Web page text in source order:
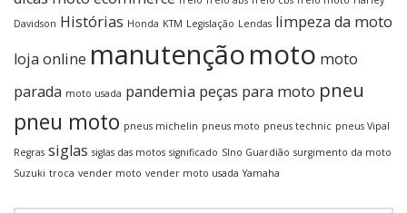
Davidson Histórias Honda KTM Legislação Lendas limpeza da moto
loja online manutençãomoto moto
parada moto usada pandemia peças para moto pneu
pneu moto pneus michelin pneus moto pneus technic pneus Vipal
Regras siglas siglas das motos significado SIno Guardião surgimento da moto
Suzuki troca vender moto vender moto usada Yamaha